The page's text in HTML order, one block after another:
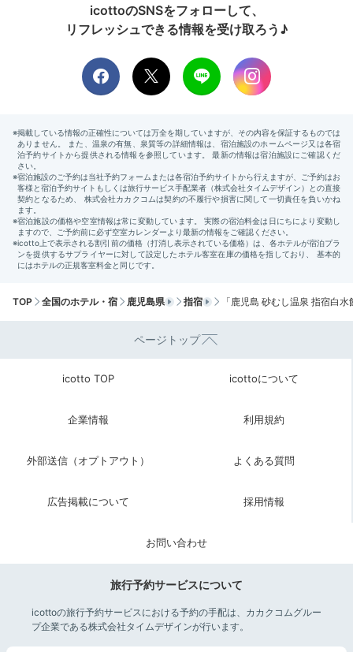
icottoのSNSをフォローして、
リフレッシュできる情報を受け取ろう♪
TOP 全国のホテル・宿 鹿児島県 指宿 「鹿児島 砂むし温泉 指宿白
ページトップ
icotto TOP icottoについて
企業情報 利用規約
外部送信（オプトアウト） よくある質問
広告掲載について 採用情報
お問い合わせ
旅行予約サービスについて
icottoの旅行予約サービスにおける予約の手配は、カカクコムグルー
プ企業である株式会社タイムデザインが行います。